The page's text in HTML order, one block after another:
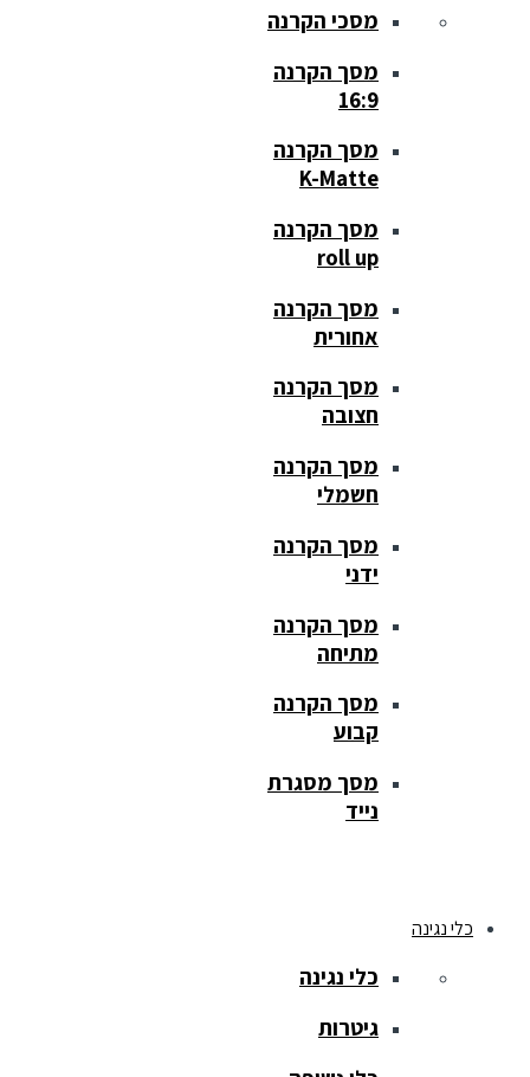
מסכי הקרנה
מסך הקרנה
16:9
מסך הקרנה
K-Matte
מסך הקרנה
roll up
מסך הקרנה
אחורית
מסך הקרנה
חצובה
מסך הקרנה
חשמלי
מסך הקרנה
ידני
מסך הקרנה
מתיחה
מסך הקרנה
קבוע
מסך מסגרת
נייד
כלי נגינה
כלי נגינה
גיטרות